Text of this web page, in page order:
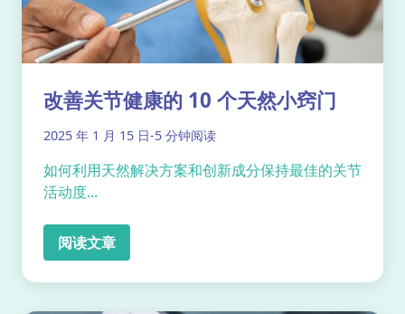
改善关节健康的 10 个天然小窍门
2025 年 1 月 15 日-5 分钟阅读
如何利用天然解决方案和创新成分保持最佳的关节
活动度...
阅读文章